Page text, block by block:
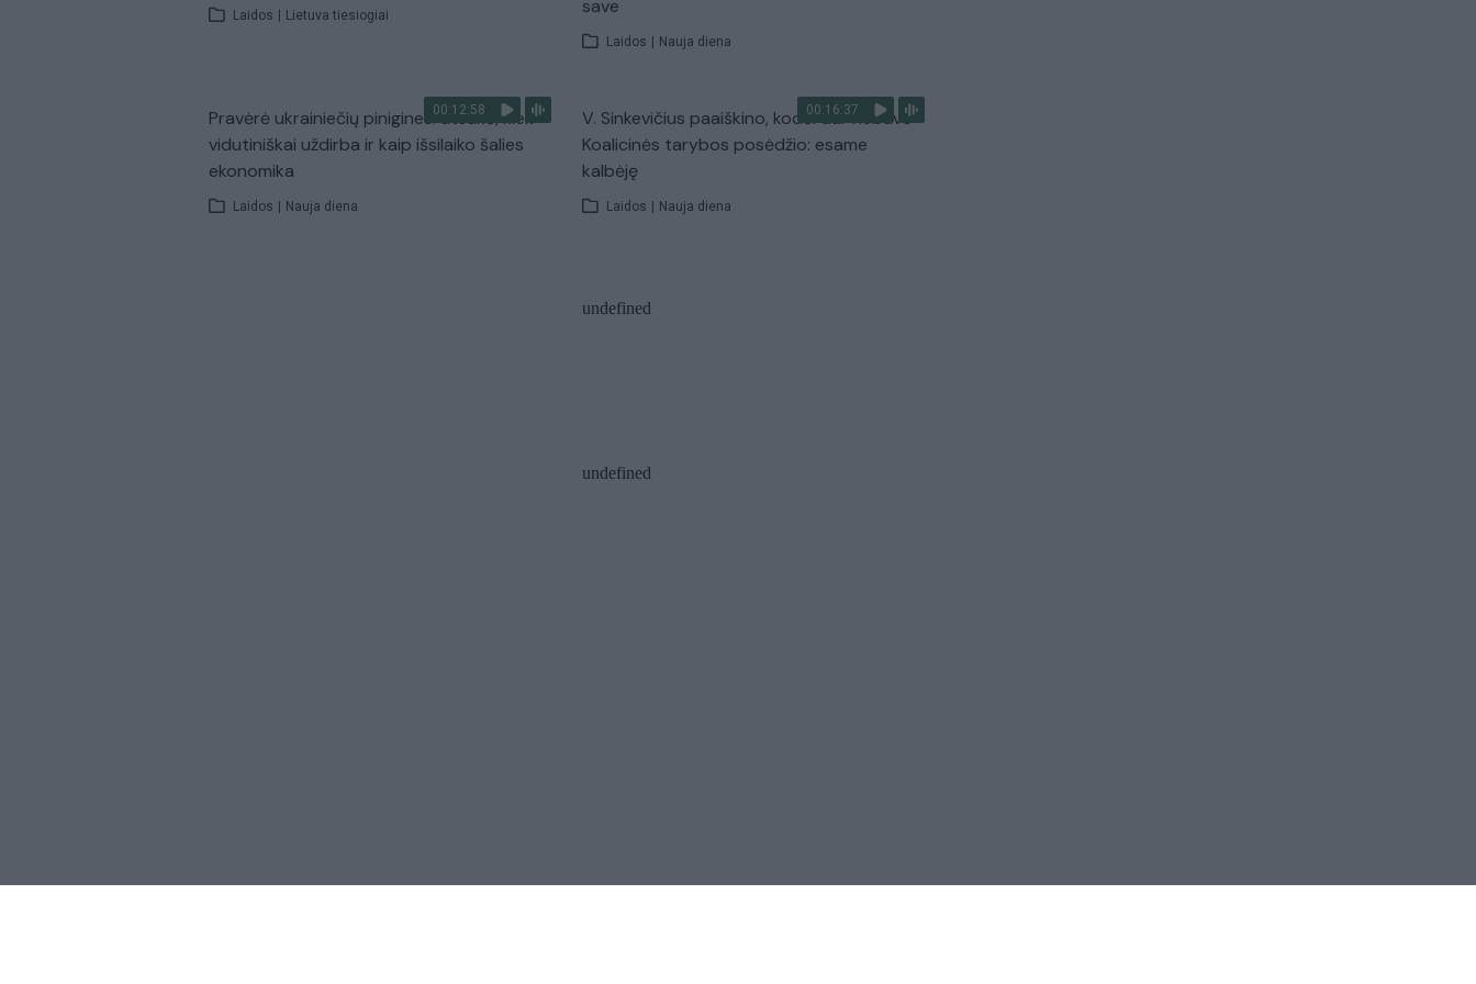
Laidos | Lietuva tiesiogiai
save
Laidos | Nauja diena
00:12:58
Pravėrė ukrainiečių pinigines: atsakė, kiek
vidutiniškai uždirba ir kaip išsilaiko šalies
ekonomika
Laidos | Nauja diena
00:16:37
V. Sinkevičius paaiškino, kodėl dar nebuvo
Koalicinės tarybos posėdžio: esame
kalbėję
Laidos | Nauja diena